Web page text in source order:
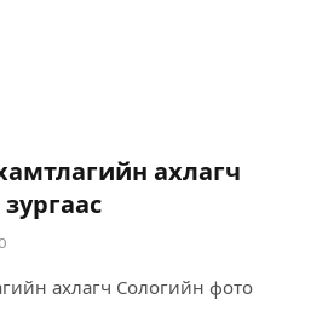
ахлагч
0
ахлагч Сологийн фото